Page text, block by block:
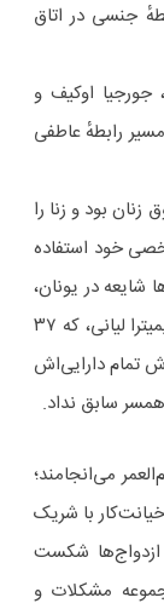
جنسی در اتاق
جورجیا اوکیف و
رابطهٔ عاطفی
بود و زنا را
خود استفاده
سال‌ها شایعه در یونان،
او از مارگارت چنت-پاپاندرئو طلاق گرفت تا با دیمیترا لیانی، که ۳۷
تمام دارایی‌اش
سابق نداد.
می‌انجامند؛
درصدِ همسران خیانت‌کار با شریک
۷۵ درصد از این ازدواج‌ها شکست
مشکلات و